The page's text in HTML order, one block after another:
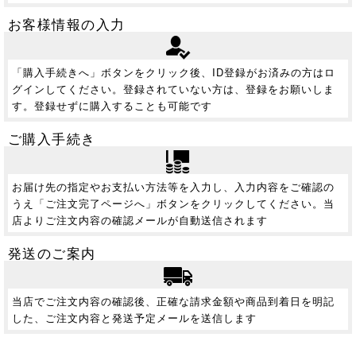
お客様情報の入力
「購入手続きへ」ボタンをクリック後、ID登録がお済みの方はロ
グインしてください。登録されていない方は、登録をお願いしま
す。登録せずに購入することも可能です
ご購入手続き
お届け先の指定やお支払い方法等を入力し、入力内容をご確認の
うえ「ご注文完了ページへ」ボタンをクリックしてください。当
店よりご注文内容の確認メールが自動送信されます
発送のご案内
当店でご注文内容の確認後、正確な請求金額や商品到着日を明記
した、ご注文内容と発送予定メールを送信します